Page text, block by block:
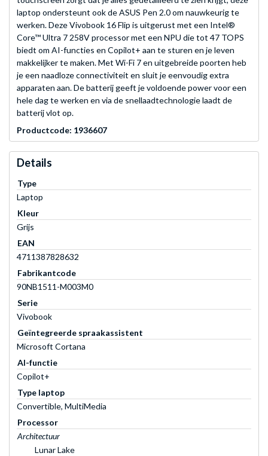
laptop ondersteunt ook de ASUS Pen 2.0 om nauwkeurig te
werken. Deze Vivobook 16 Flip is uitgerust met een Intel®
Core™ Ultra 7 258V processor met een NPU die tot 47 TOPS
biedt om AI-functies en Copilot+ aan te sturen en je leven
makkelijker te maken. Met Wi-Fi 7 en uitgebreide poorten heb
je een naadloze connectiviteit en sluit je eenvoudig extra
apparaten aan. De batterij geeft je voldoende power voor een
hele dag te werken en via de snellaadtechnologie laadt de
batterij vlot op.
Productcode: 1936607
Details
Type
Laptop
Kleur
Grijs
EAN
4711387828632
Fabrikantcode
90NB1511-M003M0
Serie
Vivobook
Geïntegreerde spraakassistent
Microsoft Cortana
AI-functie
Copilot+
Type laptop
Convertible, MultiMedia
Processor
Architectuur
Lunar Lake